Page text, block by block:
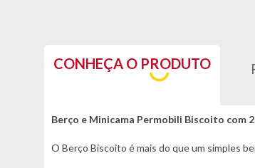
CONHEÇA O PRODUTO
Berço e Minicama Permobili Biscoito com
O Berço Biscoito é mais do que um simples